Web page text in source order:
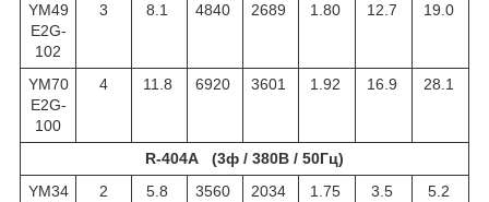
YM49
E2G-
102
3 8.1 4840 2689 1.80 12.7 19.0
YM70
E2G-
100
4 11.8 6920 3601 1.92 16.9 28.1
R-404A (3ф / 380В / 50Гц)
YM34
2 5.8 3560 2034 1.75 3.5 5.2